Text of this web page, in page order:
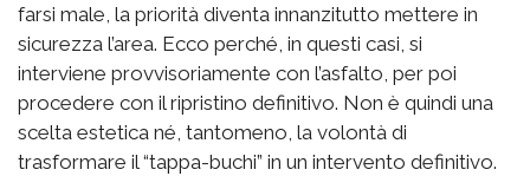
farsi male, la priorità diventa innanzitutto mettere in
sicurezza l’area. Ecco perché, in questi casi, si
interviene provvisoriamente con l’asfalto, per poi
procedere con il ripristino definitivo. Non è quindi una
scelta estetica né, tantomeno, la volontà di
trasformare il “tappa-buchi” in un intervento definitivo.